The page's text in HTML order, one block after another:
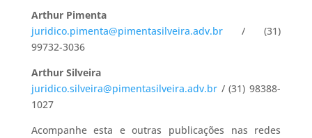
Arthur Pimenta
juridico.pimenta@pimentasilveira.adv.br/ (31)
99732-3036
Arthur Silveira
juridico.silveira@pimentasilveira.adv.br/ (31) 98388-
1027
Acompanhe esta e outras publicações nas redes